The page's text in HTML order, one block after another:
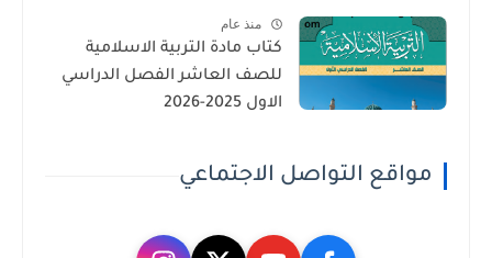
منذ عام
كتاب مادة التربية الاسلامية
للصف العاشر الفصل الدراسي
الاول 2025-2026
مواقع التواصل الاجتماعي